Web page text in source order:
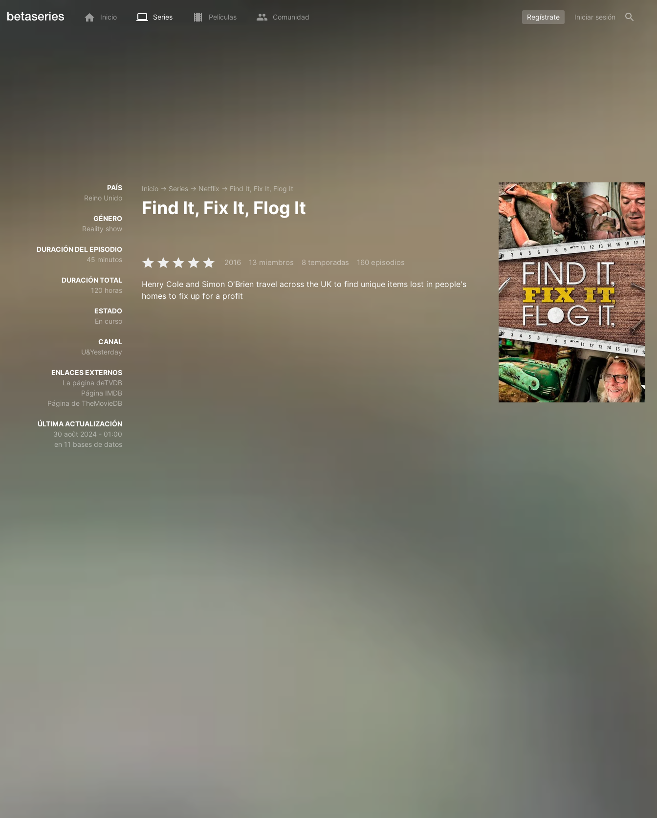
Inicio Series Películas Comunidad Regístrate Iniciar sesión
PAÍS
Reino Unido
GÉNERO
Reality show
DURACIÓN DEL EPISODIO
45 minutos
DURACIÓN TOTAL
120 horas
ESTADO
En curso
CANAL
U&Yesterday
ENLACES EXTERNOS
La página deTVDB
Página IMDB
Página de TheMovieDB
ÚLTIMA ACTUALIZACIÓN
30 août 2024 - 01:00
en 11 bases de datos
Inicio → Series → Netflix → Find It, Fix It, Flog It
Find It, Fix It, Flog It
2016 13 miembros 8 temporadas 160 episodios
Henry Cole and Simon O'Brien travel across the UK to find unique items lost in people's
homes to fix up for a profit